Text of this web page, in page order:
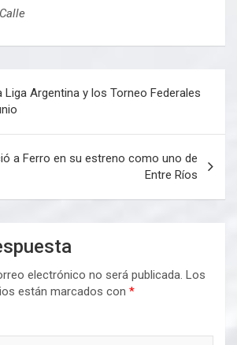
Liga Argentina y los Torneo Federales
a Ferro en su estreno como uno de
Entre Ríos
electrónico no será publicada. Los
están marcados con *